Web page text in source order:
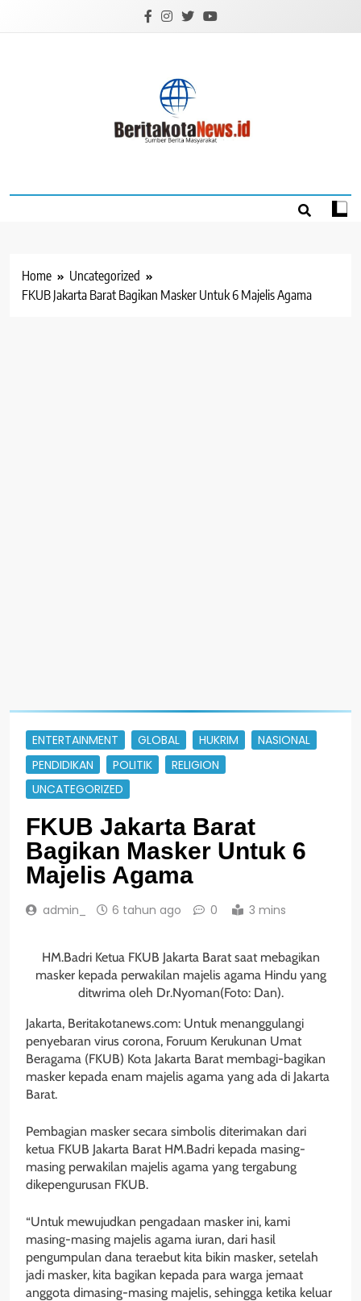
Home
Uncategorized
FKUB Jakarta Barat Bagikan Masker Untuk 6 Majelis Agama
ENTERTAINMENT GLOBAL HUKRIM
NASIONAL
PENDIDIKAN
POLITIK
RELIGION
UNCATEGORIZED
FKUB Jakarta Barat
Bagikan Masker Untuk 6
Majelis Agama
admin_ 6 tahun ago 0 3 mins
HM.Badri Ketua FKUB Jakarta Barat saat mebagikan
masker kepada perwakilan majelis agama Hindu yang
ditwrima oleh Dr.Nyoman(Foto: Dan).
Jakarta, Beritakotanews.com: Untuk menanggulangi
penyebaran virus corona, Foruum Kerukunan Umat
Beragama (FKUB) Kota Jakarta Barat membagi-bagikan
masker kepada enam majelis agama yang ada di Jakarta
Barat.
Pembagian masker secara simbolis diterimakan dari
ketua FKUB Jakarta Barat HM.Badri kepada masing-
masing perwakilan majelis agama yang tergabung
dikepengurusan FKUB.
“Untuk mewujudkan pengadaan masker ini, kami
masing-masing majelis agama iuran, dari hasil
pengumpulan dana teraebut kita bikin masker, setelah
jadi masker, kita bagikan kepada para warga jemaat
anggota dimasing-masing majelis, sehingga ketika keluar